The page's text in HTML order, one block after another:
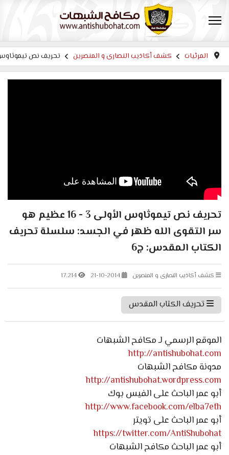
المرئيات كشف أكاذيب النصارى و المنصرين تحريف نص تيموثاوس الأولى 3 - 16 عظيم هو سر التقوى الله ظهر في
تحريف نص تيموثاوس الأولى 3 - 16 عظيم هو
سر التقوى الله ظهر في الجسد: سلسلة تحريف
الكتاب المقدس: ج6
كشف أكاذيب النصارى و المنصرين 21-10-2014
17.214
تحريف الكتاب المقدس
الموقع الرسمي لـ مكافح الشبهات
http://antishubohat.com
مدونة مكافح الشبهات
http://antishubohat.wordpress.com
أبو عمر الباحث على الفيس بوك
http://www.facebook.com/elba7eth
أبو عمر الباحث على تويتر
https://twitter.com/AntiShubohat
أبو عمر الباحث مكافح الشبهات